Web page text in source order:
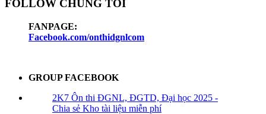
FOLLOW CHÚNG TÔI
FANPAGE:
Facebook.com/onthidgnlcom
GROUP FACEBOOK
2K7 Ôn thi ĐGNL, ĐGTD, Đại học 2025 -
Chia sẻ Kho tài liệu miễn phí